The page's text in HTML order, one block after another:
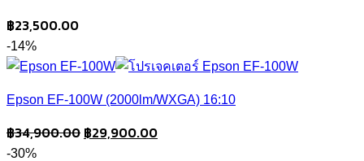
฿23,500.00
-14%
Epson EF-100W (2000lm/WXGA) 16:10
฿34,900.00 Original
฿29,900.00Current
-30%